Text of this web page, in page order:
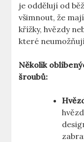
je oddělují od
všimnout, že
křížky, hvězdy⁢
které
Několik
⁢šroubů: